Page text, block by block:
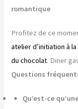
romantique
Profitez de ce
atelier d’initiation à
du chocolat. Diner
Questions
Qu’est-ce